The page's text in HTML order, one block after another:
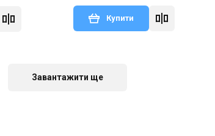
Купити
Акція
Завантажити ще